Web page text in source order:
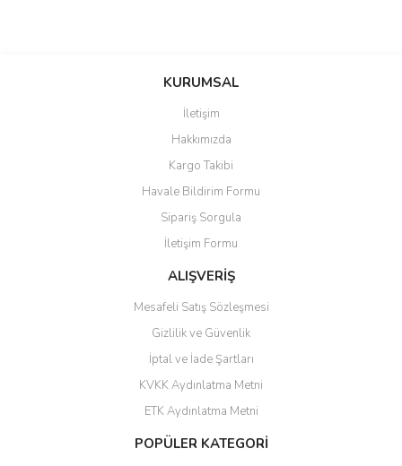
Bu ürüne ilk yorumu siz yapın!
güzel paketlenmiş ama yanında
ile 24 izlenmektedir diye küçük
bir tabela olsa daha hoş
hızlı güvenli bir alışveriş oldu
Yalçın Kaya | 20/06/2026
ahmet yiğit | 29/04/2026
Aldığım ürün kapalı kutu teslim
edildi. Teşekkür ederim.
KURUMSAL
İletişim
Hakkımızda
Kargo Takibi
Havale Bildirim Formu
Sipariş Sorgula
İletişim Formu
ALIŞVERİŞ
Mesafeli Satış Sözleşmesi
Gizlilik ve Güvenlik
İptal ve İade Şartları
KVKK Aydınlatma Metni
ETK Aydınlatma Metni
POPÜLER KATEGORİ